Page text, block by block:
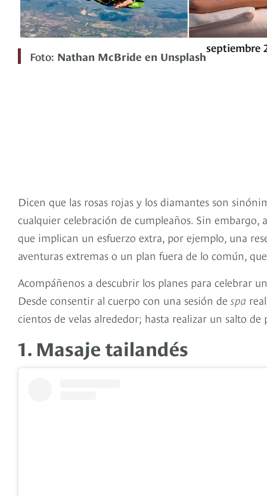
Foto: Nathan McBride en Unsplash
septiembre
Dicen que las rosas rojas y los diamantes son
cualquier celebración de cumpleaños. Sin embargo,
que implican un esfuerzo extra, por ejemplo, una
aventuras extremas o un plan fuera de lo común,
Acompáñenos a descubrir los planes para celebrar
Desde consentir al cuerpo con una sesión de spa
cientos de velas alrededor; hasta realizar un salto
1. Masaje tailandés